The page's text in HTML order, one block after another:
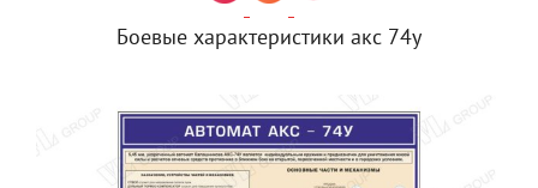
Боевые характеристики акс 74у